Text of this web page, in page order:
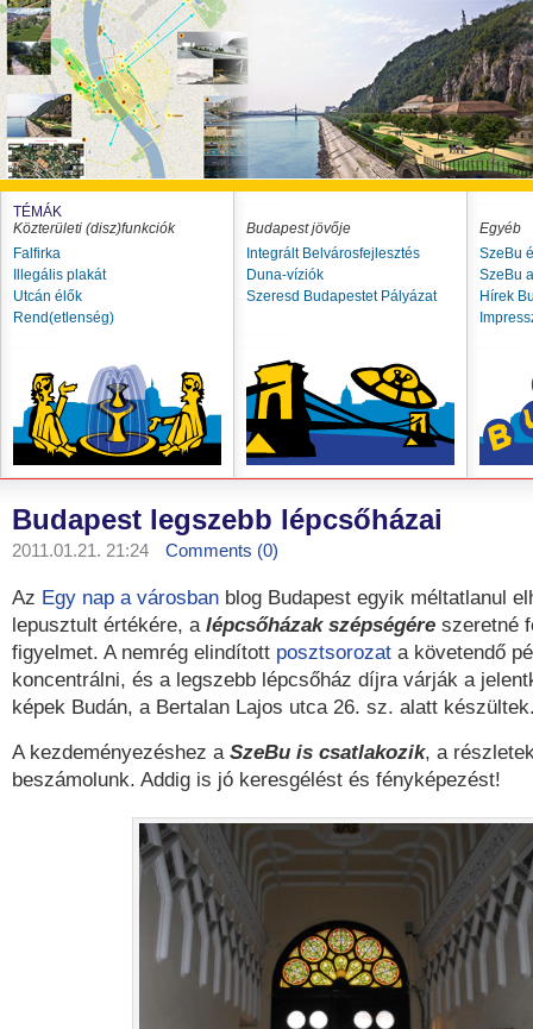
TÉMÁK
Közterületi (disz)funkciók
Falfirka
Illegális plakát
Utcán élők
Rend(etlenség)
Budapest jövője
Integrált Belvárosfejlesztés
Duna-víziók
Szeresd Budapestet Pályázat
Egyéb
SzeBu
SzeBu
Hírek
Budapest legszebb lépcsőházai
2011.01.21. 21:24 Comments (0)
Az Egy nap a városban blog Budapest egyik méltatlanul
lepusztult értékére, a lépcsőházak szépségére szeretné
figyelmet. A nemrég elindított posztsorozat a követendő
koncentrálni, és a legszebb lépcsőház díjra várják a
képek Budán, a Bertalan Lajos utca 26. sz. alatt
A kezdeményezéshez a SzeBu is csatlakozik, a
beszámolunk. Addig is jó keresgélést és fényképezést!